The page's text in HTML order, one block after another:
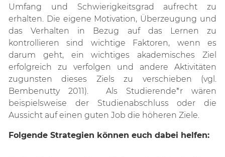
Umfang und Schwierigkeitsgrad aufrecht zu
erhalten. Die eigene Motivation, Überzeugung und
das Verhalten in Bezug auf das Lernen zu
kontrollieren sind wichtige Faktoren, wenn es
darum geht, ein wichtiges akademisches Ziel
erfolgreich zu verfolgen und andere Aktivitäten
zugunsten dieses Ziels zu verschieben (vgl.
Bembenutty 2011). Als Studierende*r wären
beispielsweise der Studienabschluss oder die
Aussicht auf einen guten Job die höheren Ziele.
Folgende Strategien können euch dabei helfen: